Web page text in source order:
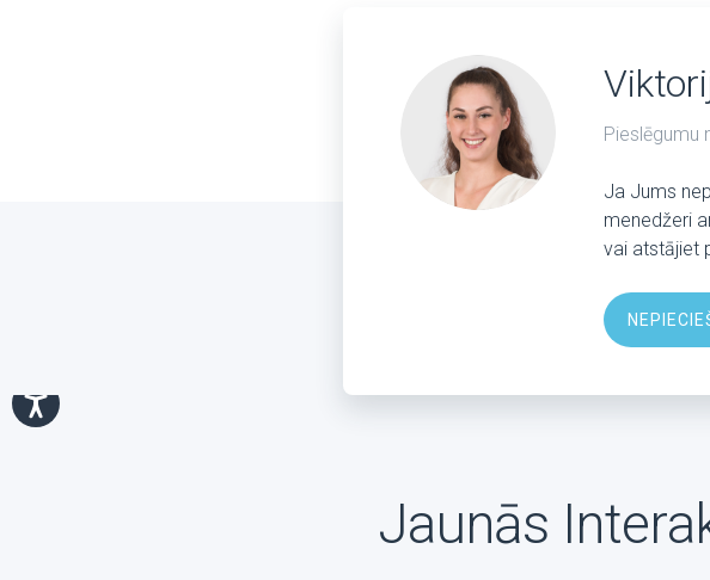
Pieslēgumu
Ja Jums
menedžeri
vai atstājiet
Jaunās